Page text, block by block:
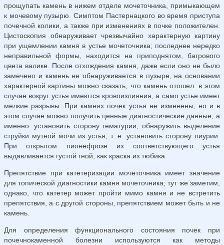
прощупать камень в нижем отделе мочеточника, примыкающем
к мочевому пузырю. Симптом Пастернацкого во время приступа
почечной колики, а также при изменениях в почке положителен.
Цистоскопия обнаруживает чрезвычайно характерную картину
при ущемлении камня в устье мочеточника; последнее нередко
неправильной формы, находится на приподнятом, багрового
цвета валике. После отхождения камня, даже если оно не было
замечено и камень не обнаруживается в пузыре, на основании
характерной картины можно сказать, что камень отошел: в этом
случае вокруг устья имеются кровоизлияния, а само устье имеет
мелкие разрывы. При камнях почек устья не изменены, но и в
этом случае можно получить ценные диагностические данные, а
именно: установить сторону гематурии, обнаружить выделение
струйки мутной мочи из устья, т. е. установить сторону пиурии.
При открытом пионефрозе из соответствующего устья
выдавливается густой гной, как краска из тюбика.
Препятствие при катетеризации мочеточника имеет значение
для то­пической диагностики камня мочеточника; тут же заметим,
однако, что катетер может пройти мимо камня и не встретить
препятствия, а с другой стороны, препятствием может быть и не
камень.
Для определения функционального состояния почек при
почечнокаменной болезни используются как методы